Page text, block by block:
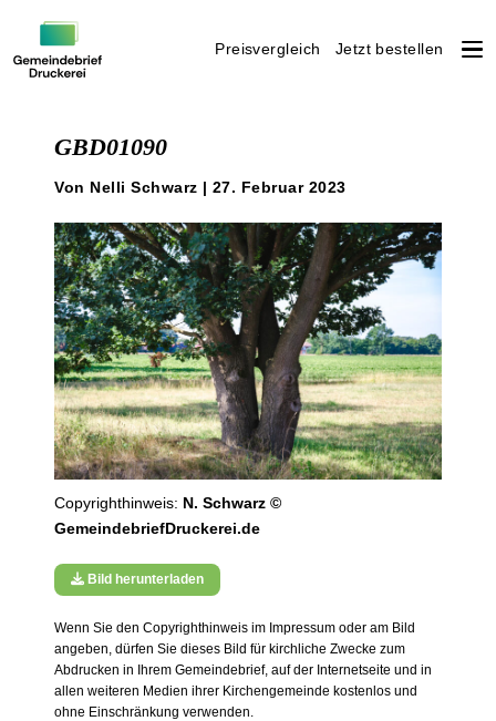
Preisvergleich Jetzt bestellen
GBD01090
Von Nelli Schwarz | 27. Februar 2023
Copyrighthinweis: N. Schwarz ©
GemeindebriefDruckerei.de
Bild herunterladen
Wenn Sie den Copyrighthinweis im Impressum oder am Bild
angeben, dürfen Sie dieses Bild für kirchliche Zwecke zum
Abdrucken in Ihrem Gemeindebrief, auf der Internetseite und in
allen weiteren Medien ihrer Kirchengemeinde kostenlos und
ohne Einschränkung verwenden.